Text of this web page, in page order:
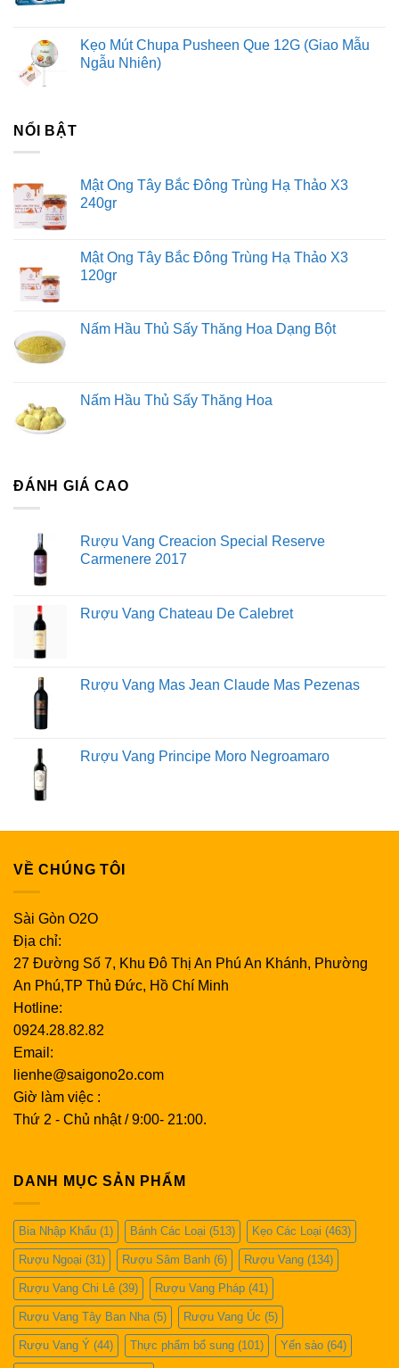
Kẹo Mút Chupa Pusheen Que 12G (Giao Mẫu
Ngẫu Nhiên)
NỔI BẬT
Mật Ong Tây Bắc Đông Trùng Hạ Thảo X3
240gr
Mật Ong Tây Bắc Đông Trùng Hạ Thảo X3
120gr
Nấm Hầu Thủ Sấy Thăng Hoa Dạng Bột
Nấm Hầu Thủ Sấy Thăng Hoa
ĐÁNH GIÁ CAO
Rượu Vang Creacion Special Reserve
Carmenere 2017
Rượu Vang Chateau De Calebret
Rượu Vang Mas Jean Claude Mas Pezenas
Rượu Vang Principe Moro Negroamaro
VỀ CHÚNG TÔI
Sài Gòn O2O
Địa chỉ:
27 Đường Số 7, Khu Đô Thị An Phú An Khánh, Phường
An Phú,TP Thủ Đức, Hồ Chí Minh
Hotline:
0924.28.82.82
Email:
lienhe@saigono2o.com
Giờ làm việc :
Thứ 2 - Chủ nhật / 9:00- 21:00.
DANH MỤC SẢN PHẨM
Bia Nhập Khẩu (1) Bánh Các Loại (513) Kẹo Các Loại (463)
Rượu Ngoại (31) Rượu Sâm Banh (6) Rượu Vang (134)
Rượu Vang Chi Lê (39) Rượu Vang Pháp (41)
Rượu Vang Tây Ban Nha (5) Rượu Vang Úc (5)
Rượu Vang Ý (44) Thực phẩm bổ sung (101) Yến sào (64)